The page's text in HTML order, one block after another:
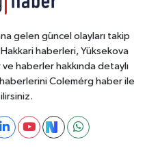
gelen güncel olayları takip
haberleri, Yüksekova
haberler hakkında detaylı
Colemérg haber ile